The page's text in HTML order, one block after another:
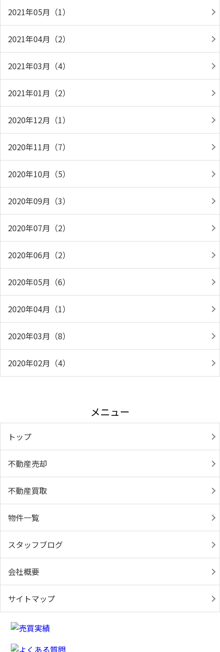
2021年05月（1）
2021年04月（2）
2021年03月（4）
2021年01月（2）
2020年12月（1）
2020年11月（7）
2020年10月（5）
2020年09月（3）
2020年07月（2）
2020年06月（2）
2020年05月（6）
2020年04月（1）
2020年03月（8）
2020年02月（4）
メニュー
トップ
不動産売却
不動産買取
物件一覧
スタッフブログ
会社概要
サイトマップ